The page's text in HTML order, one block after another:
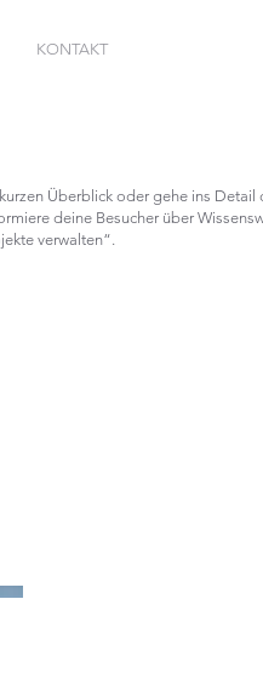
KONTAKT
Überblick oder gehe ins Detail
deine Besucher über
verwalten“.